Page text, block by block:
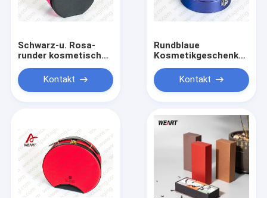
Schwarz-u. Rosa-
runder kosmetischer
Papierkasten-Make-
uporganisator mit
Durchmesser des
Kontakt
Rundblaue
Kosmetikgeschenkbox
mit Metallknopf,
Karton
Kosmetikverpackung
Samtmaterial
Kontakt